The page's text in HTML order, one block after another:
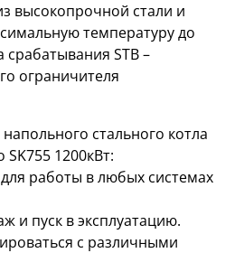
высокопрочной стали и
температуру до
срабатывания STB –
ограничителя
стального котла
1200кВт:
работы в любых системах
и пуск в эксплуатацию.
с различными